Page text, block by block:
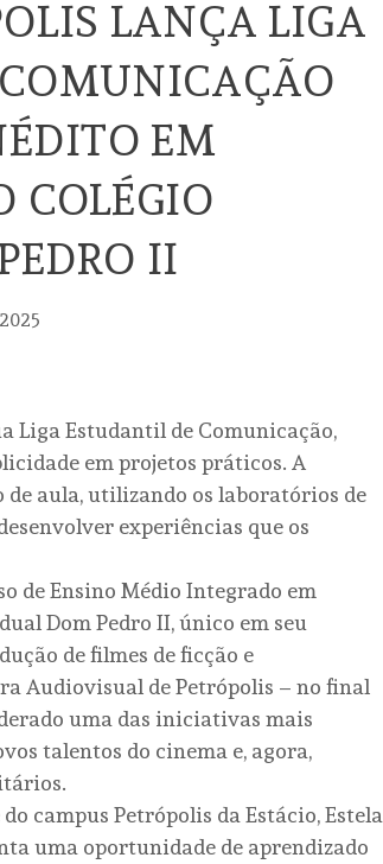
LANÇA LIGA
EM
COLÉGIO
II
Liga Estudantil de Comunicação,
em projetos práticos. A
de aula, utilizando os laboratórios de
experiências que os
de Ensino Médio Integrado em
Dom Pedro II, único em seu
de filmes de ficção e
Audiovisual de Petrópolis – no final
uma das iniciativas mais
talentos do cinema e, agora,
campus Petrópolis da Estácio, Estela
uma oportunidade de aprendizado